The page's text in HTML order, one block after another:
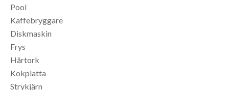
Pool
Kaffebryggare
Diskmaskin
Frys
Hårtork
Kokplatta
Strykjärn